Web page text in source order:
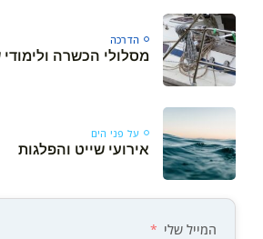
הדרכה
מסלולי הכשרה ולימודי
על פני הים
אירועי שייט והפלגות
המייל שלי